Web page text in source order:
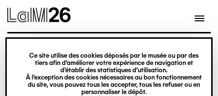
Gestion des cookies
Ce site utilise des cookies déposés par le musée ou par des
tiers afin d’améliorer votre expérience de navigation et
d’établir des statistiques d’utilisation.
À l’exception des cookies nécessaires au bon fonctionnement
du site, vous pouvez tous les accepter, tous les refuser ou en
personnaliser le dépôt.
contenu